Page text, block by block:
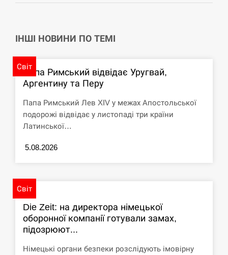
12:53
США обсуждают лицензии на Patriot для
СЕРПЕНЬ
12:40
розблокування Ормузької протоки
СЕРПЕНЬ
СЕРПЕНЬ
12:10
У США зафіксували рекордний спалах
циклоспорозу, захворіли понад 10 тисяч…
СЕРПЕНЬ
ІНШІ НОВИНИ ПО ТЕМІ
Світ
Папа Римський відвідає Уругвай,
Аргентину та Перу
Папа Римський Лев XIV у межах Апостольської
подорожі відвідає у листопаді три країни
Латинської…
5.08.2026
Світ
Die Zeit: на директора німецької
оборонної компанії готували замах,
підозрюют...
Німецькі органи безпеки розслідують імовірну